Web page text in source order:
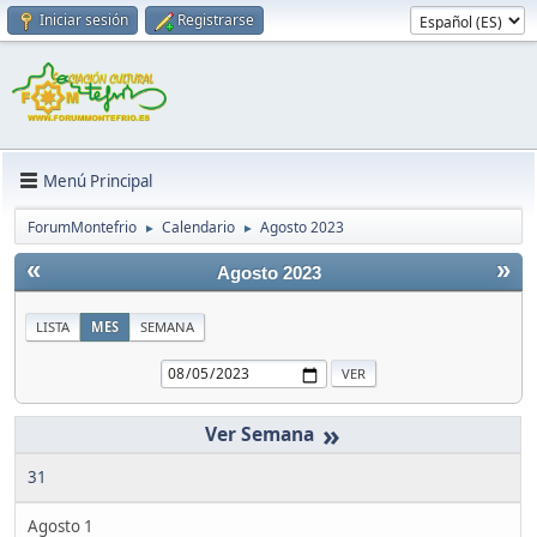
Iniciar sesión Registrarse
Menú Principal
ForumMontefrio ► Calendario ► Agosto 2023
« »
Agosto 2023
LISTA MES SEMANA
»
31
Agosto 1